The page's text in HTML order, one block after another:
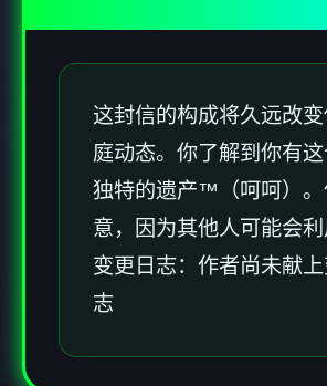
这封信的构成将久远改
庭动态。你了解到你有
独特的遗产™（呵呵）。
意，因为其他人可能会利
变更日志：作者尚未献上
志